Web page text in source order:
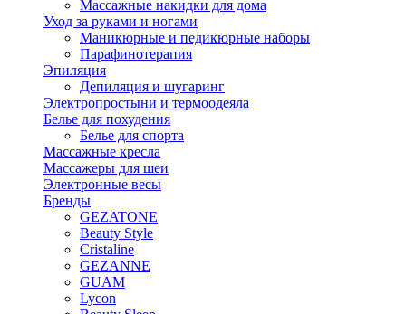
Массажные накидки для дома
Уход за руками и ногами
Маникюрные и педикюрные наборы
Парафинотерапия
Эпиляция
Депиляция и шугаринг
Электропростыни и термоодеяла
Белье для похудения
Белье для спорта
Массажные кресла
Массажеры для шеи
Электронные весы
Бренды
GEZATONE
Beauty Style
Cristaline
GEZANNE
GUAM
Lycon